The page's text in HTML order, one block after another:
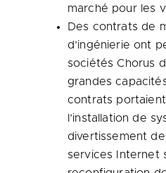
marché pour les
Des contrats de
d’ingénierie ont
sociétés Chorus
grandes
contrats
l’installation de
divertissement
services Internet